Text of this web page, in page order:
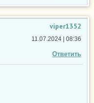
viper1352
Ответить
11.07.2024 | 08:36